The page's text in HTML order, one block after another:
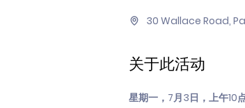
30 Wallace Road,
关于此活动
星期一，7月3日，上午